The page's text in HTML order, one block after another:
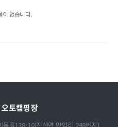
이 없습니다.
토캠핑장
동길138-10(진산면 만악리 248번지)